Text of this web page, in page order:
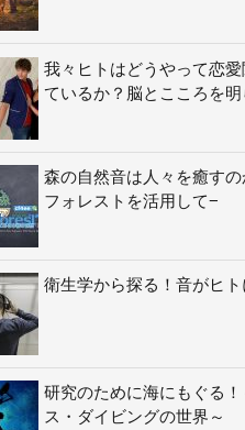
我々ヒトはどうやって恋
ているか？脳とこころを明
森の自然音は人々を癒す
フォレストを活用して−
衛生学から探る！音がヒ
研究のために海にもぐる
ス・ダイビングの世界～